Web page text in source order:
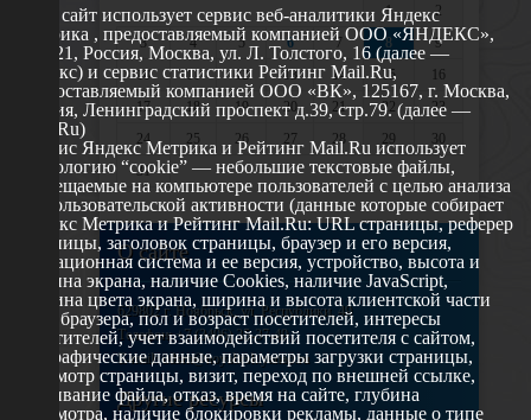
1
2
3
4 5 6 7 8
9
10
11 12 13 14 15
16
17
18 19 20 21 22
23
24
25 26 27 28 29
30
31
О сайте
629802 г. Ноябрьск, ул. Республики, 49
Телефон: +7 (3496) 35-37-49
E-mail: udsm@noyabrsk.yanao.ru
Другие ресурсы
Этот сайт использует сервис веб-аналитики Яндекс
Метрика , предоставляемый компанией ООО «ЯНДЕКС»,
119021, Россия, Москва, ул. Л. Толстого, 16 (далее —
Яндекс) и сервис статистики Рейтинг Mail.Ru,
предоставляемый компанией ООО «ВК», 125167, г. Москва,
Россия, Ленинградский проспект д.39, стр.79. (далее —
Mail.Ru)
Сервис Яндекс Метрика и Рейтинг Mail.Ru использует
технологию “cookie” — небольшие текстовые файлы,
размещаемые на компьютере пользователей с целью анализа
их пользовательской активности (данные которые собирает
Яндекс Метрика и Рейтинг Mail.Ru: URL страницы, реферер
страницы, заголовок страницы, браузер и его версия,
операционная система и ее версия, устройство, высота и
ширина экрана, наличие Cookies, наличие JavaScript,
глубина цвета экрана, ширина и высота клиентской части
окна браузера, пол и возраст посетителей, интересы
посетителей, учет взаимодействий посетителя с сайтом,
географические данные, параметры загрузки страницы,
просмотр страницы, визит, переход по внешней ссылке,
cкачивание файла, отказ, время на сайте, глубина
просмотра, наличие блокировки рекламы, данные о типе